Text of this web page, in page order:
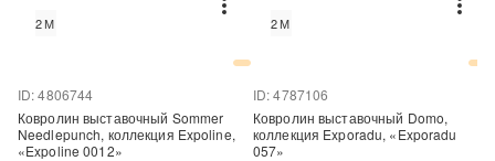
2М 2М
ID: 4806744
Ковролин выставочный Sommer
Needlepunch, коллекция Expoline,
«Expoline 0012»
ID: 4787106
Ковролин выставочный Domo,
коллекция Exporadu, «Exporadu
057»